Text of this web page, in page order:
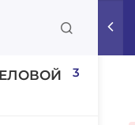
3